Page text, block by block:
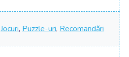
Jocuri, Puzzle-uri, Recomandări